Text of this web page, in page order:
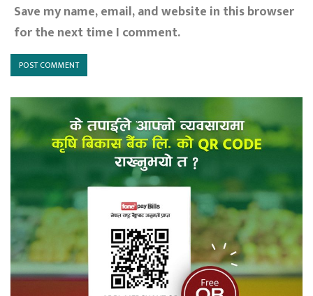
Save my name, email, and website in this browser
for the next time I comment.